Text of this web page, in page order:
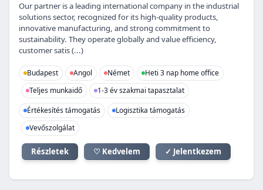
Our partner is a leading international company in the industrial
solutions sector, recognized for its high-quality products,
innovative manufacturing, and strong commitment to
sustainability. They operate globally and value efficiency,
customer satis (...)
Budapest Angol Német
Heti 3 nap home office
Teljes munkaidő
1-3 év szakmai tapasztalat
Értékesítés támogatás
Logisztika támogatás
Vevőszolgálat
Részletek ♡ Kedvelem ✓ Jelentkezem